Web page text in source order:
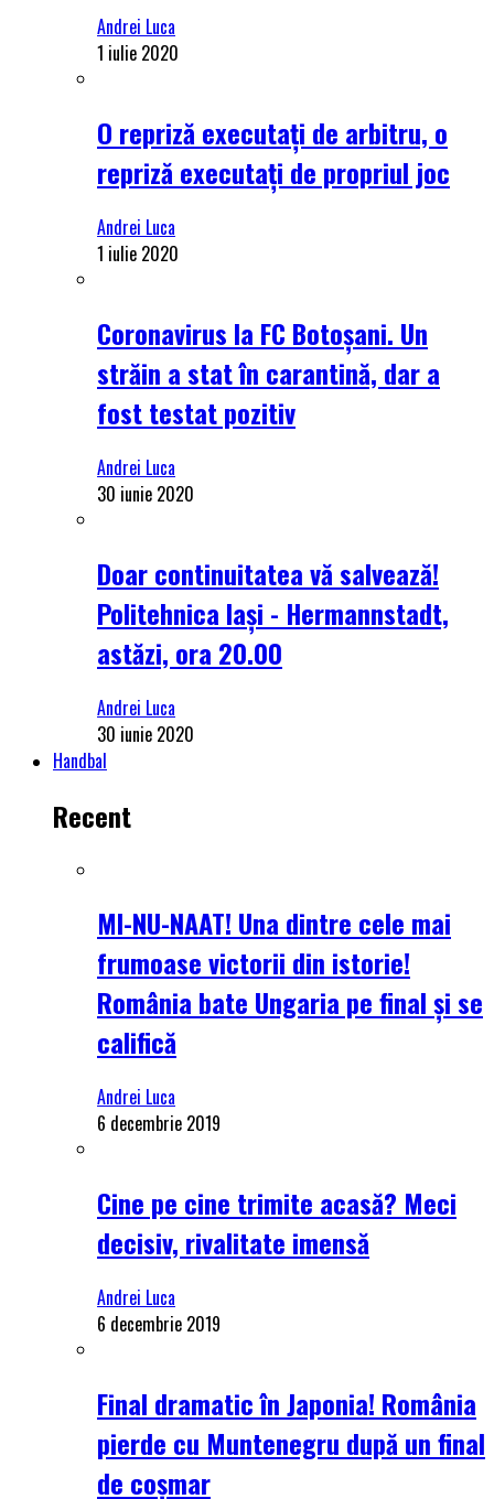
Andrei Luca
1 iulie 2020
O repriză executați de arbitru, o
repriză executați de propriul joc
Andrei Luca
1 iulie 2020
Coronavirus la FC Botoșani. Un
străin a stat în carantină, dar a
fost testat pozitiv
Andrei Luca
30 iunie 2020
Doar continuitatea vă salvează!
Politehnica Iași - Hermannstadt,
astăzi, ora 20.00
Andrei Luca
30 iunie 2020
Handbal
Recent
MI-NU-NAAT! Una dintre cele mai
frumoase victorii din istorie!
România bate Ungaria pe final și se
califică
Andrei Luca
6 decembrie 2019
Cine pe cine trimite acasă? Meci
decisiv, rivalitate imensă
Andrei Luca
6 decembrie 2019
Final dramatic în Japonia! România
pierde cu Muntenegru după un final
de coșmar